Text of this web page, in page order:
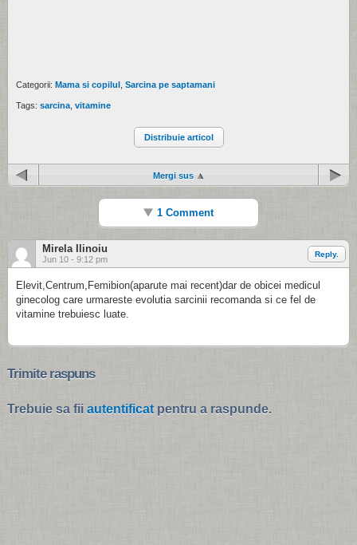
Categorii: Mama si copilul Sarcina pe saptamani
Tags: sarcina vitamine
Distribuie articol
Mergi sus
1 Comment
Mirela Ilinoiu
Jun 10 - 9:12 pm
Reply.
Elevit,Centrum,Femibion(aparute mai recent)dar de obicei medicul
ginecolog care urmareste evolutia sarcinii recomanda si ce fel de
vitamine trebuiesc luate.
Trimite raspuns
Trebuie sa fii autentificat pentru a raspunde.